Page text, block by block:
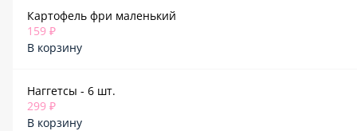
Картофель фри маленький
159 ₽
В корзину
Наггетсы - 6 шт.
299 ₽
В корзину